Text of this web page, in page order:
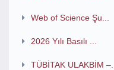
Web of Science Şu...
2026 Yılı Basılı ...
TÜBİTAK ULAKBİM –...